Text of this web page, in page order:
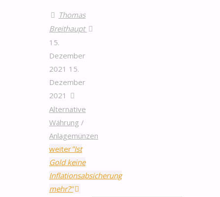
Thomas
Breithaupt
15.
Dezember
2021 15.
Dezember
2021
Alternative
Währung /
Anlagemünzen
weiter"Ist
Gold keine
Inflationsabsicherung
mehr?"